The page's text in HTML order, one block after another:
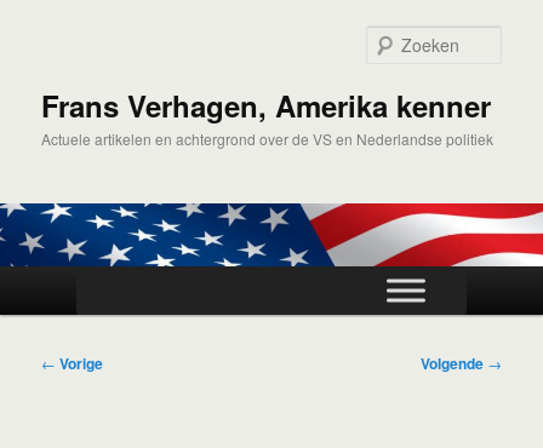
inhoudFrans Verhagen, Amerika kenner
Actuele artikelen en achtergrond over de VS en Nederlandse politiek
Bericht
← Vorige Volgende →